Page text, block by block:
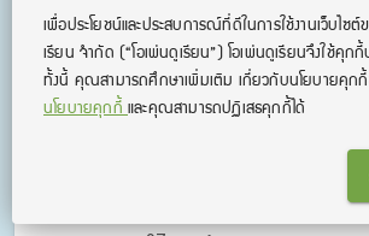
take
= มีส่วนร่วมใน
take
เกิดขึ้นใน + (วันที่)
take
เพื่อประโยชน์และประสบการณ์ที่ดีในการใช้งานเว็บไซ
เรียน จํากัด (“โอเพ่นดูเรียน”)โอเพ่นดูเรียนจึงใช้คุก
ทั้งนี้ คุณสามารถศึกษาเพิ่มเติม เกี่ยวกับนโยบายคุกกี้
นโยบายคุกกี้และคุณสามารถปฏิเสธคุกกี้ได้